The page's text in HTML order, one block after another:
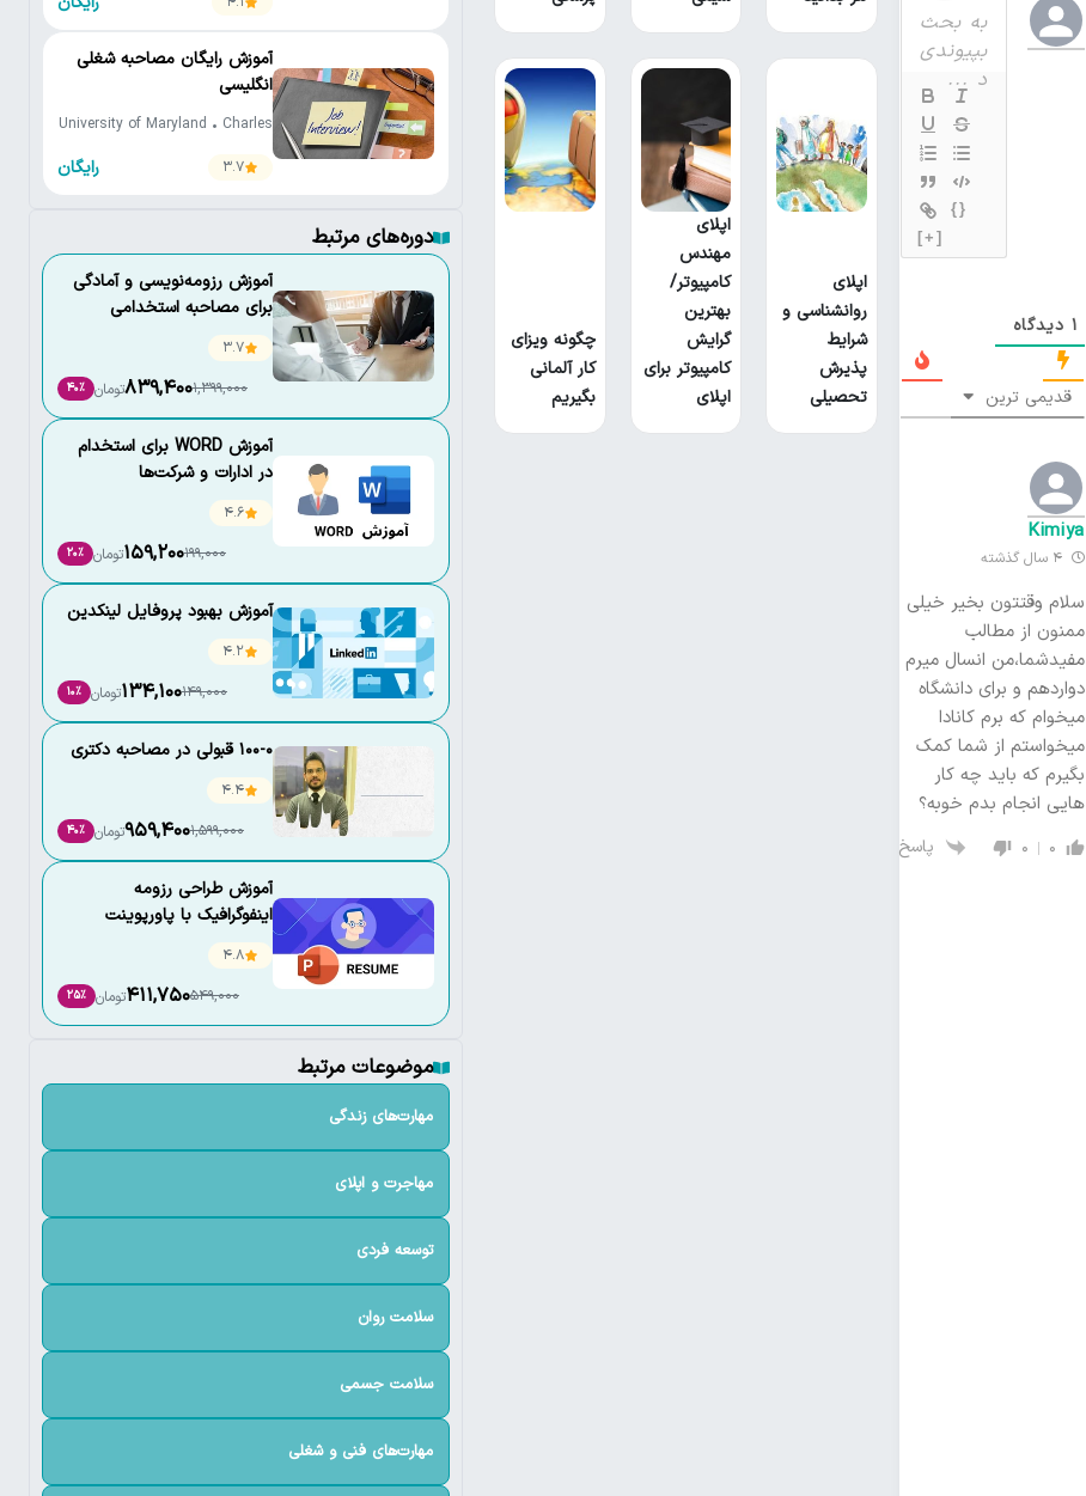
{}
[+]
1دیدگاه
قدیمی ترین
Kimiya
سلام وقتتون بخیر خیلی
ممنون از مطالب
مفیدشما،من انسال میرم
دواردهم و برای دانشگاه
میخوام که برم کانادا
میخواستم از شما کمک
بگیرم که باید چه کار
هایی انجام بدم خوبه؟
0
0 پاسخ
اپلای
روانشناسی و
شرایط
پذیرش
تحصیلی
اپلای
مهندس
کامپیوتر/
بهترین
گرایش
کامپیوتر برای
اپلای
چگونه ویزای
کار آلمانی
بگیریم
آموزش رایگان مصاحبه شغلی
انگلیسی
University of Maryland • Charles
3.7
رایگان
دوره‌های مرتبط
آموزش رزومه‌نویسی و آمادگی
برای مصاحبه استخدامی
3.7
1,399,000
839,400تومان 40٪
آموزش WORD برای استخدام
در ادارات و شرکت‌ها
4.6
199,000
159,200تومان 20٪
آموزش بهبود پروفایل لینکدین
4.2
149,000
134,100تومان 10٪
100-0 قبولی در مصاحبه دکتری
4.4
1,599,000
959,400تومان 40٪
آموزش طراحی رزومه
اینفوگرافیک با پاورپوینت
4.8
549,000
411,750تومان 25٪
موضوعات مرتبط
مهارت‌های زندگی
مهاجرت و اپلای
توسعه فردی
سلامت روان
سلامت جسمی
مهارت‌های فنی و شغلی